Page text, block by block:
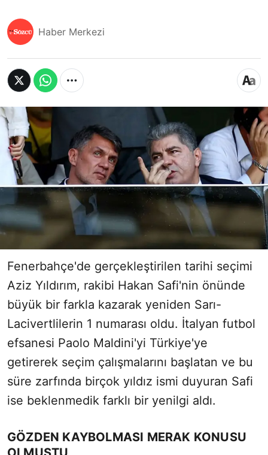
Haber Merkezi
Fenerbahçe'de gerçekleştirilen tarihi seçimi
Aziz Yıldırım, rakibi Hakan Safi'nin önünde
büyük bir farkla kazarak yeniden Sarı-
Lacivertlilerin 1 numarası oldu. İtalyan futbol
efsanesi Paolo Maldini'yi Türkiye'ye
getirerek seçim çalışmalarını başlatan ve bu
süre zarfında birçok yıldız ismi duyuran Safi
ise beklenmedik farklı bir yenilgi aldı.
GÖZDEN KAYBOLMASI MERAK KONUSU